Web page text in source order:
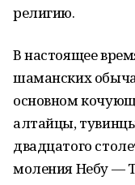
религию.
В настоящее
шаманских
основном
алтайцы,
двадцатого
моления Небу —